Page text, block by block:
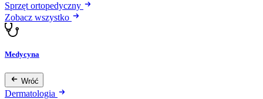
Sprzęt ortopedyczny
Zobacz wszystko
Medycyna
Wróć
Dermatologia